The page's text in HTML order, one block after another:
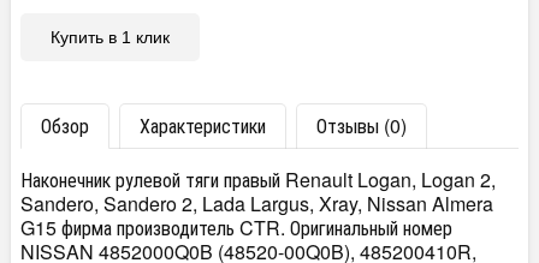
Купить в 1 клик
Обзор Характеристики
Отзывы (0)
Наконечник рулевой тяги правый Renault Logan, Logan 2,
Sandero, Sandero 2, Lada Largus, Xray, Nissan Almera
G15 фирма производитель CTR. Оригинальный номер
NISSAN 4852000Q0B (48520-00Q0B), 485200410R,